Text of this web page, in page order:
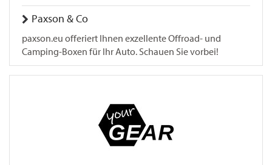
Paxson & Co
paxson.eu offeriert Ihnen exzellente Offroad- und
Camping-Boxen für Ihr Auto. Schauen Sie vorbei!